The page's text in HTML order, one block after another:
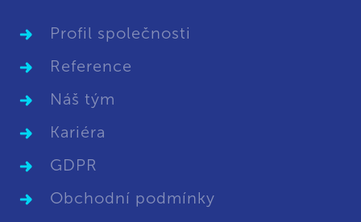
Profil společnosti
Reference
Náš tým
Kariéra
GDPR
Obchodní podmínky